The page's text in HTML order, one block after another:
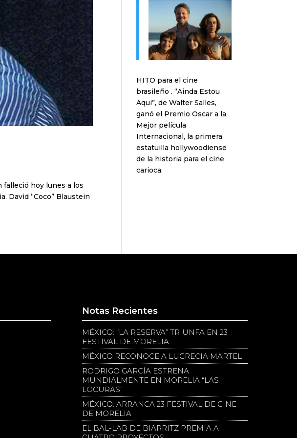
falleció hoy lunes a los
David “Coco” Blaustein
HITO para el cine
brasileño . “Ainda Estou
Aqui”, de Walter Salles,
ganó el Premio Oscar a la
Mejor película
Internacional, la primera
estatuilla hollywoodiense
de la historia para el cine
carioca.
Notas Recientes
MÉXICO: “LA RESERVA” TRIUNFA EN 23
FESTIVAL DE MORELIA
MÉXICO RECONOCE A LUCRECIA MARTEL
RODRIGO GARCÍA ESTRENA
MUNDIALMENTE EN MORELIA “LAS
LOCURAS”
MÉXICO: ARRANCA 23 FESTIVAL DE CINE
DE MORELIA
EL BAL-LAB DE BIARRITZ PREMIA A